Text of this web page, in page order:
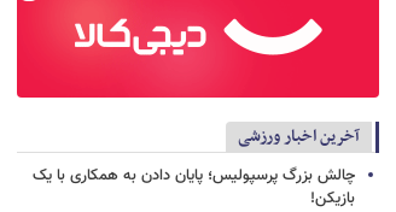
آخرین اخبار ورزشی
چالش بزرگ پرسپولیس؛ پایان دادن به همکاری با یک
بازیکن!